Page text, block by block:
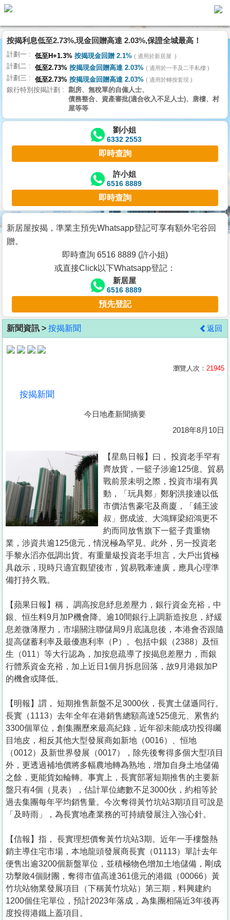
代
理
主
頁
搵
樓/
交
業
主
宅
谷
按
客
地
產
業
手
冊
於
我
們
按揭利息低至2.73%,現金回贈高達 2.03%,保證全城最高！
計劃一 低至H+1.3% 按揭現金回贈 2.1% 適用於新居屋
計劃二 低至2.73% 按揭現金回贈高達 2.03% 適用於一手及二手私樓
計劃三 低至2.73% 按揭現金回贈高達 2.03% 適用於轉按套現
銀行特別按揭計劃
劏房、無稅單的自僱人士、
債務整合、資產審批(適合收入不足人士)、唐樓、村
屋等等
劉小姐
6332 2553
即時查詢
許小姐
6516 8889
即時查詢
新居屋按揭，準業主預先Whatsapp登記可享有額外宅谷回
贈。
即時查詢 6516 8889 (許小姐)
或直接Click以下Whatsapp登記：
新居屋
6516 8889
預先登記
新聞資訊 > 按揭新聞 返回
瀏覽人次： 21945
按揭新聞
今日地產新聞摘要
2018年8月10日
【星島日報】曰， 投資老手罕有
齊放貨，一籃子涉逾125億。貿易
戰前景未明之際，投資市場有異
動，「玩具鄭」鄭躬洪接連以低
市價沽售豪宅及商廈，「鋪王波
叔」鄧成波、大鴻輝梁紹鴻更不
約而同放售旗下一籃子貴重物
業，涉資共逾125億元，情況極為罕見。此外，另一投資老
手黎永滔亦低調出貨。有重量級投資老手坦言，大戶出貨極
具啟示，現時只適宜觀望後市，貿易戰牽連廣，應具心理準
備打持久戰。
【蘋果日報】稱， 調高按息紓息差壓力，銀行資金充裕，中
銀、恒生料9月加P機會降。逾10間銀行上調新造按息，紓緩
息差微薄壓力，市場關注聯儲局9月底議息後，本港會否跟隨
提高儲蓄利率及最優惠利率（P）。包括中銀（2388）及恒
生（011）等大行認為，加按息疏導了按揭息差壓力，而銀
行體系資金充裕，加上近日1個月拆息回落，故9月港銀加P
的機會或降低。
【明報】謂， 短期推售新盤不足3000伙，長實土儲遜同行。
長實（1113）去年全年在港銷售總額高達525億元、累售約
3300個單位，創集團歷來最高紀錄，近年卻未能成功投得矚
目地皮，相反其他大型發展商如新地（0016）、恒地
（0012）及新世界發展（0017），除先後奪得多個大型項目
外，更透過補地價將多幅農地轉為熟地，增加自身土地儲備
之餘，更能貨如輪轉。事實上，長實部署短期推售的主要新
盤只有4個（見表），估計單位總數不足3000伙，約相等於
過去集團每年平均銷售量。今次奪得黃竹坑站3期項目可說是
「及時雨」，為長實地產業務的可持續發展注入強心針。
【信報】指， 長實理想價奪黃竹坑站3期。近年一手樓盤熱
銷主導住宅市場，本地龍頭發展商長實（01113）單計去年
便售出逾3200個新盤單位，並積極物色增加土地儲備，剛成
功擊敗4個財團，奪得市值高達361億元的港鐵（00066）黃
竹坑站物業發展項目（下稱黃竹坑站）第三期，料興建約
1200個住宅單位，預計2023年落成，為集團相隔近3年後再
度投得港鐵上蓋項目。